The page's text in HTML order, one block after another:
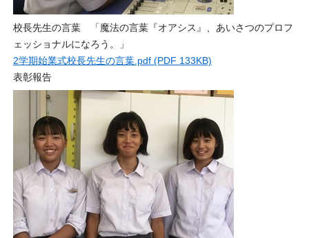
校長先生の言葉 「魔法の言葉『オアシス』、あいさつのプロフ
ェッショナルになろう。」
2学期始業式校長先生の言葉.pdf (PDF 133KB)
表彰報告